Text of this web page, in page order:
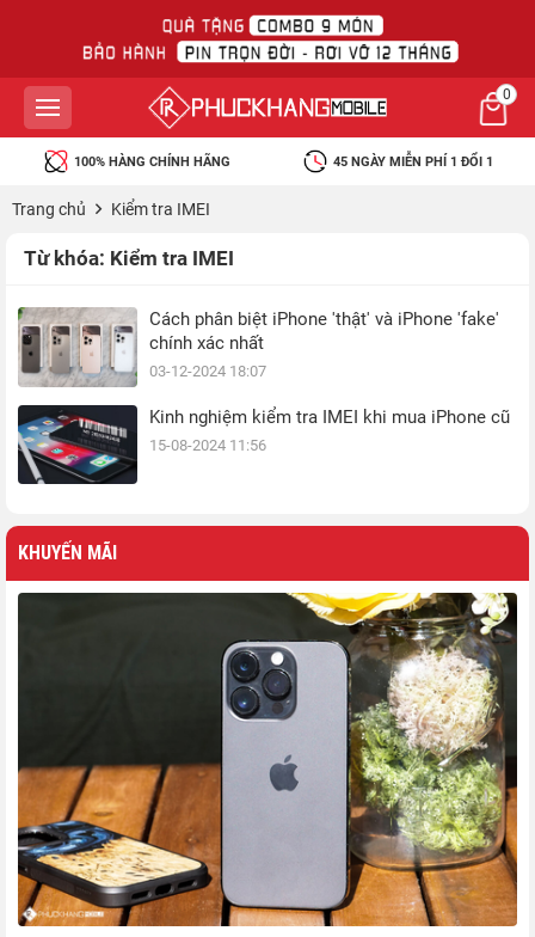
0
100% HÀNG CHÍNH HÃNG 45 NGÀY MIỄN PHÍ 1 ĐỔI 1
Trang chủ Kiểm tra IMEI
Từ khóa: Kiểm tra IMEI
Cách phân biệt iPhone 'thật' và iPhone 'fake'
chính xác nhất
03-12-2024 18:07
Kinh nghiệm kiểm tra IMEI khi mua iPhone cũ
15-08-2024 11:56
KHUYẾN MÃI